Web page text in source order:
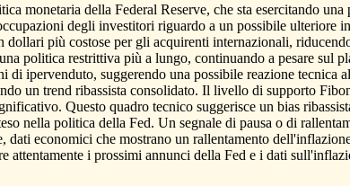
monetaria della Federal Reserve, che sta esercitando
degli investitori riguardo a un possibile ulteriore
dollari più costose per gli acquirenti internazionali,
politica restrittiva più a lungo, continuando a pesare
ipervenduto, suggerendo una possibile reazione tecnica
un trend ribassista consolidato. Il livello di supporto
Questo quadro tecnico suggerisce un bias
nella politica della Fed. Un segnale di pausa o di
economici che mostrano un rallentamento
i prossimi annunci della Fed e i dati